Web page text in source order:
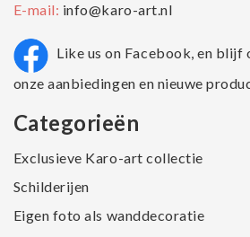
E-mail: info@karo-art.nl
Like us on Facebook, en blijf
onze aanbiedingen en nieuwe
Categorieën
Exclusieve Karo-art collectie
Schilderijen
Eigen foto als wanddecoratie